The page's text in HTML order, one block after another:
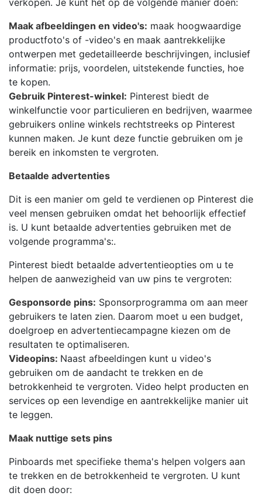
Maak afbeeldingen en video's: maak hoogwaardige
productfoto's of -video's en maak aantrekkelijke
ontwerpen met gedetailleerde beschrijvingen, inclusief
informatie: prijs, voordelen, uitstekende functies, hoe
te kopen.
Gebruik Pinterest-winkel: Pinterest biedt de
winkelfunctie voor particulieren en bedrijven, waarmee
gebruikers online winkels rechtstreeks op Pinterest
kunnen maken. Je kunt deze functie gebruiken om je
bereik en inkomsten te vergroten.
Betaalde advertenties
Dit is een manier om geld te verdienen op Pinterest die
veel mensen gebruiken omdat het behoorlijk effectief
is. U kunt betaalde advertenties gebruiken met de
volgende programma's:.
Pinterest biedt betaalde advertentieopties om u te
helpen de aanwezigheid van uw pins te vergroten:
Gesponsorde pins: Sponsorprogramma om aan meer
gebruikers te laten zien. Daarom moet u een budget,
doelgroep en advertentiecampagne kiezen om de
resultaten te optimaliseren.
Videopins: Naast afbeeldingen kunt u video's
gebruiken om de aandacht te trekken en de
betrokkenheid te vergroten. Video helpt producten en
services op een levendige en aantrekkelijke manier uit
te leggen.
Maak nuttige sets pins
Pinboards met specifieke thema's helpen volgers aan
te trekken en de betrokkenheid te vergroten. U kunt
dit doen door: